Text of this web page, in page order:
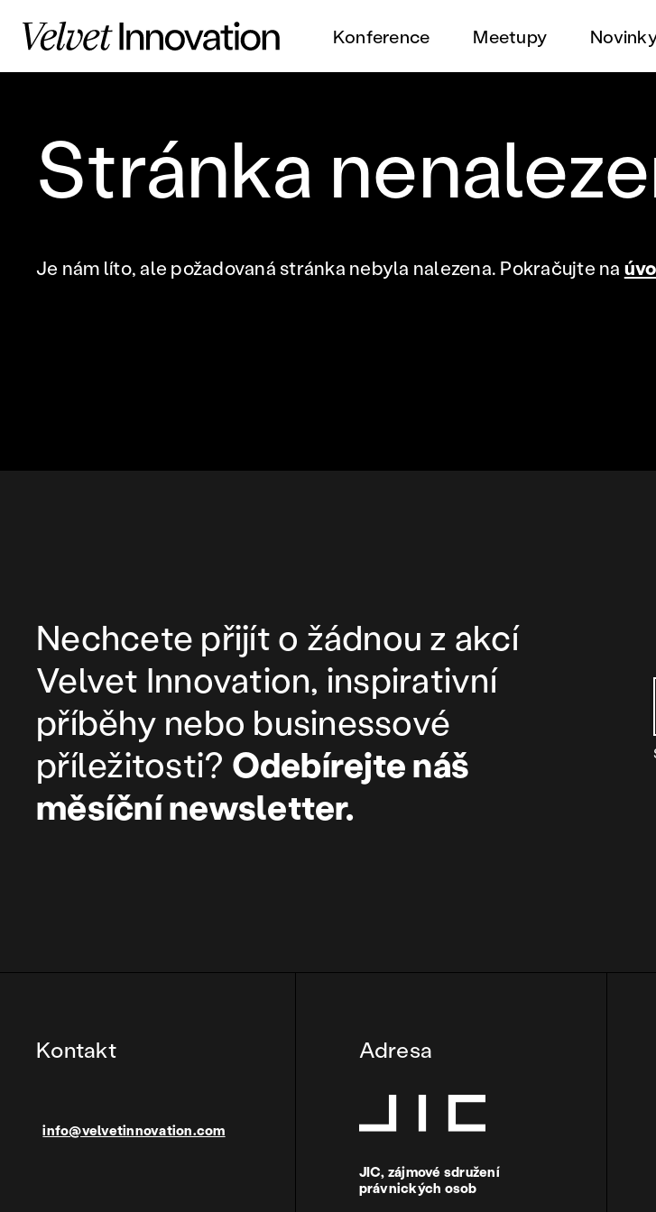
Konference Meetupy
Stránka
Je nám líto, ale požadovaná stránka nebyla nalezena. Pokračujte na
Nechcete přijít o žádnou z akcí
Velvet Innovation, inspirativní
příběhy nebo businessové
příležitosti? Odebírejte náš
měsíční newsletter.
Kontakt
info@velvetinnovation.com
Adresa
JIC, zájmové sdružení
právnických osob